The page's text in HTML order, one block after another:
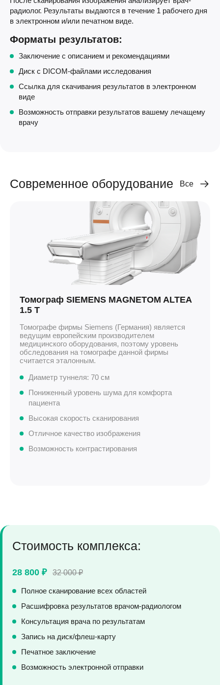
радиолог. Результаты выдаются в течение 1 рабочего дня
в электронном и/или печатном виде.
Форматы результатов:
Заключение с описанием и рекомендациями
Диск с DICOM-файлами исследования
Ссылка для скачивания результатов в электронном
виде
Возможность отправки результатов вашему лечащему
врачу
Современное оборудование Все
Томограф SIEMENS MAGNETOM ALTEA
1.5 T
Томографе фирмы Siemens (Германия) является
ведущим европейским производителем
медицинского оборудования, поэтому уровень
обследования на томографе данной фирмы
считается эталонным.
Диаметр туннеля: 70 см
Пониженный уровень шума для комфорта
пациента
Высокая скорость сканирования
Отличное качество изображения
Возможность контрастирования
Стоимость комплекса:
28 800 ₽ 32 000 ₽
Полное сканирование всех областей
Расшифровка результатов врачом-радиологом
Консультация врача по результатам
Запись на диск/флеш-карту
Печатное заключение
Возможность электронной отправки